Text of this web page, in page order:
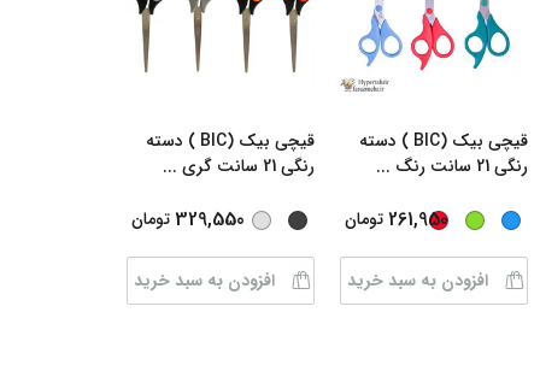
قیچی بیک (BIC ) دسته
رنگی 21 سانت رنگ
...
261,950 تومان
افزودن به سبد خرید
قیچی بیک (BIC ) دسته
رنگی 21 سانت گری
...
...
329,550 تومان
افزودن به سبد خرید